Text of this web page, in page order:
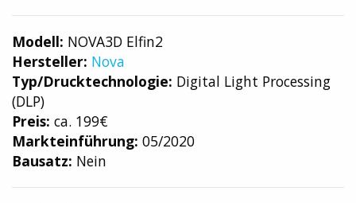
Modell: NOVA3D Elfin2
Hersteller: Nova
Typ/Drucktechnologie: Digital Light Processing
(DLP)
Preis: ca. 199€
Markteinführung: 05/2020
Bausatz: Nein